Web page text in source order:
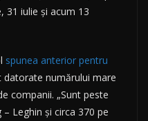
31 iulie și acum 13
spunea anterior pentru
datorate numărului mare
companii. „Sunt peste
Leghin și circa 370 pe